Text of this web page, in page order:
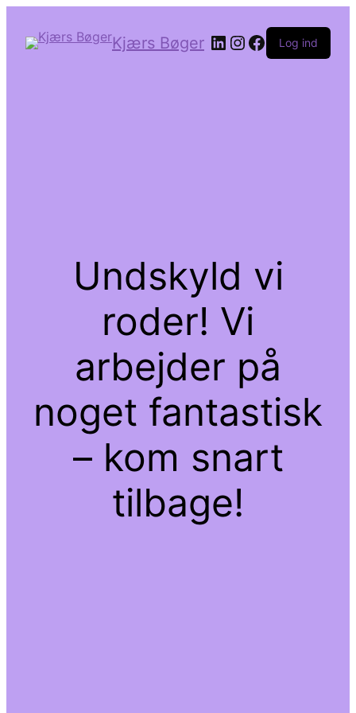
Kjærs Bøger LinkedIn
Instagram
Facebook
Log ind
Undskyld vi
roder! Vi
arbejder på
noget fantastisk
– kom snart
tilbage!